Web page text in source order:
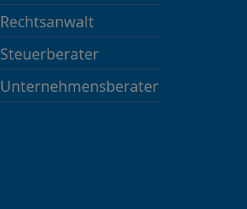
Rechtsanwalt
Steuerberater
Unternehmensberater